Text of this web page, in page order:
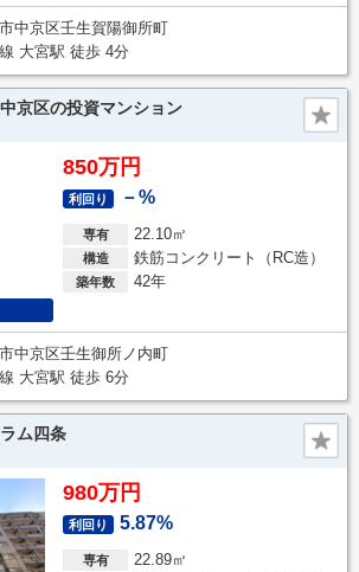
中京区壬生賀陽御所町
大宮駅 徒歩 4分
京区の投資マンション
850万円
利回り －%
専有 22.10㎡
構造 鉄筋コンクリート（RC造）
築年数 42年
中京区壬生御所ノ内町
大宮駅 徒歩 6分
ム四条
980万円
利回り 5.87%
専有 22.89㎡